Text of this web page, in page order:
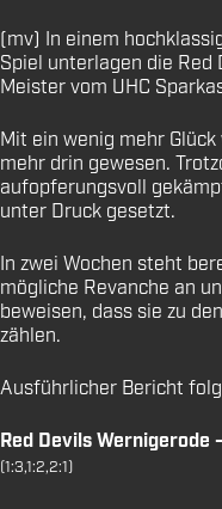
(mv) In einem
Spiel unterlagen die
Meister vom UHC
Mit ein wenig mehr
mehr drin gewesen.
aufopferungsvoll
unter Druck gesetzt.
In zwei Wochen steht
mögliche Revanche an
beweisen, dass sie zu
zählen.
Ausführlicher Bericht
Red Devils Wernigerode
(1:3,1:2,2:1)